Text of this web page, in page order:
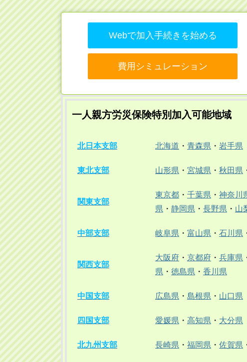
Webで加入手続きを始める
費用シミュレーション
一人親方労災保険特別加入可能地域
北日本支部 北海道 ・ 青森県 ・ 岩手県
東北支部 山形県 ・ 宮城県 ・ 秋田県
関東支部
東京都 ・ 千葉県 ・ 神奈川
県 ・ 静岡県 ・ 長野県 ・ 山
中部支部 岐阜県 ・ 富山県 ・ 石川県
関西支部
大阪府 ・ 京都府 ・ 兵庫県
県 ・ 徳島県 ・ 香川県
中国支部 広島県 ・ 島根県 ・ 山口県
四国支部 愛媛県 ・ 高知県 ・ 大分県
北九州支部 長崎県 ・ 福岡県 ・ 佐賀県